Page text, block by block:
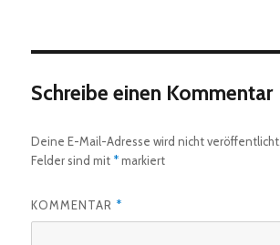
Schreibe einen Kommentar
Deine E-Mail-Adresse wird nicht veröffentlicht.
Felder sind mit *markiert
KOMMENTAR *